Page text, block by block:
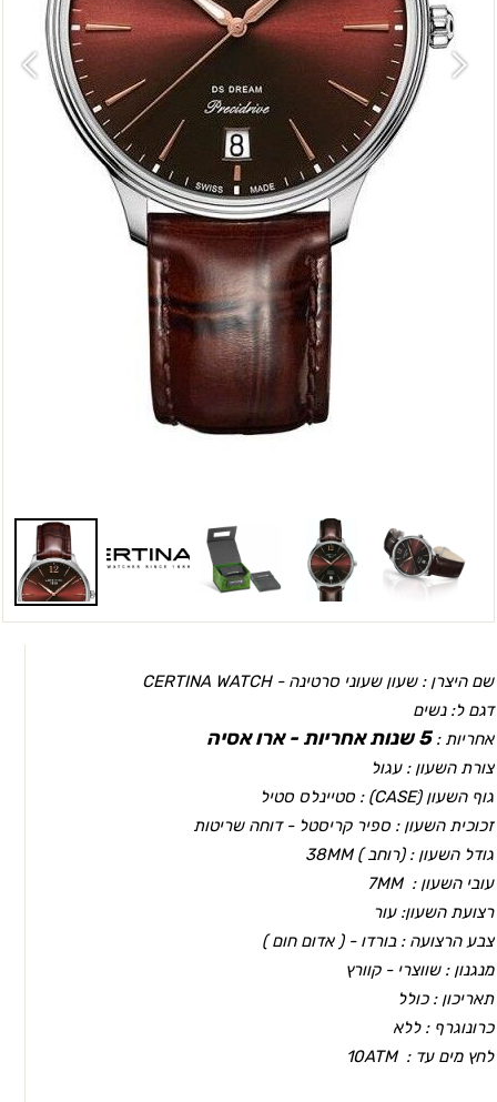
שם היצרן : שעון שעוני סרטינה - CERTINA WATCH
דגם ל: נשים
אחריות :5 שנות אחריות - ארו אסיה
צורת השעון : עגול
גוף השעון (CASEׂ) : סטיינלס סטיל
זכוכית השעון : ספיר קריסטל - דוחה שריטות
גודל השעון : (רוחב ) 38MM
עובי השעון : 7MM
רצועת השעון: עור
צבע הרצועה : בורדו - ( אדום חום )
מנגנון : שווצרי - קוורץ
תאריכון : כולל
כרונוגרף : ללא
לחץ מים עד : 10ATM